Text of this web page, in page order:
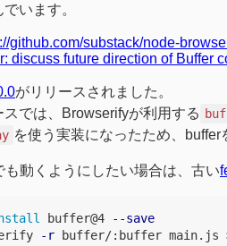
います。
github.com/substack/node-
discuss future direction of Buffer
がリリースされました。
スでは、Browserifyが利用する
を使う実装になったため、
も動くようにしたい場合は、古い
buffer@4
--save
-r buffer/:buffer main.js